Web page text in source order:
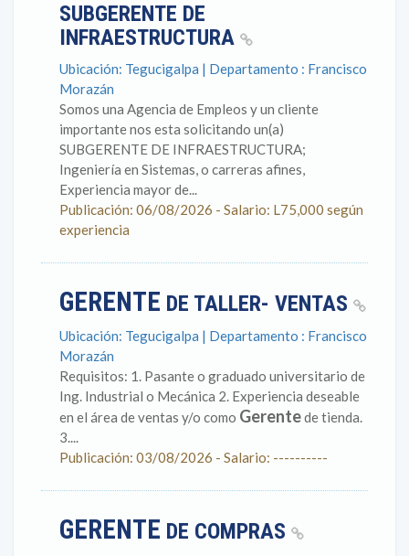
SUBGERENTE DE
INFRAESTRUCTURA
Ubicación: Tegucigalpa | Departamento : Francisco
Morazán
Somos una Agencia de Empleos y un cliente
importante nos esta solicitando un(a)
SUBGERENTE DE INFRAESTRUCTURA;
Ingeniería en Sistemas, o carreras afines,
Experiencia mayor de...
Publicación: 06/08/2026 - Salario: L75,000 según
experiencia
GERENTE DE TALLER- VENTAS
Ubicación: Tegucigalpa | Departamento : Francisco
Morazán
Requisitos: 1. Pasante o graduado universitario de
Ing. Industrial o Mecánica 2. Experiencia deseable
en el área de ventas y/o como Gerentede tienda.
3....
Publicación: 03/08/2026 - Salario: ----------
GERENTE DE COMPRAS